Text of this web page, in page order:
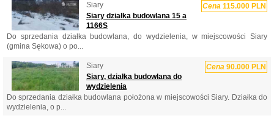
Siary Cena 115.000 PLN
Siary działka budowlana 15 a
1166S
Do sprzedania działka budowlana, do wydzielenia, w miejscowości Siary
(gmina Sękowa) o po...
Siary Cena 90.000 PLN
Siary, działka budowlana do
wydzielenia
Do sprzedania działka budowlana położona w miejscowości Siary. Działka do
wydzielenia, o p...